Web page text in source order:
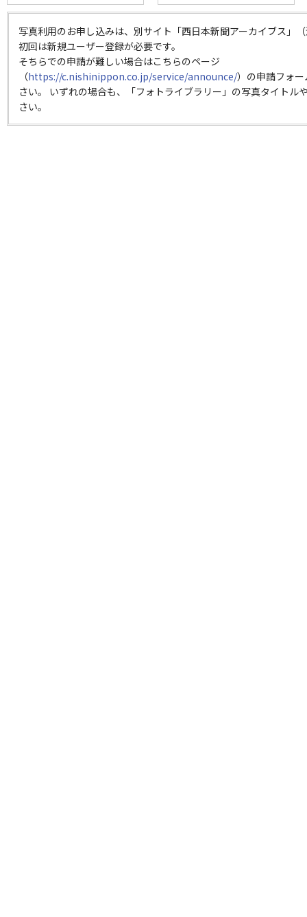
写真利用のお申し込みは、別サイト「西日本新聞アーカイブス」
初回は新規ユーザー登録が必要です。
そちらでの申請が難しい場合はこちらのページ
（https://c.nishinippon.co.jp/service/announce/）の申請フォ
さい。 いずれの場合も、「フォトライブラリー」の写真タイトル
さい。